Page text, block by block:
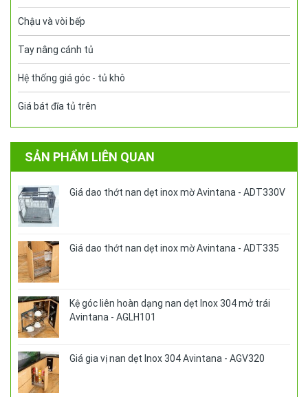
Chậu và vòi bếp
Tay nâng cánh tủ
Hệ thống giá góc - tủ khô
Giá bát đĩa tủ trên
SẢN PHẨM LIÊN QUAN
Giá dao thớt nan dẹt inox mờ Avintana - ADT330V
Giá dao thớt nan dẹt inox mờ Avintana - ADT335
Kệ góc liên hoàn dạng nan dẹt Inox 304 mở trái
Avintana - AGLH101
Giá gia vị nan dẹt Inox 304 Avintana - AGV320